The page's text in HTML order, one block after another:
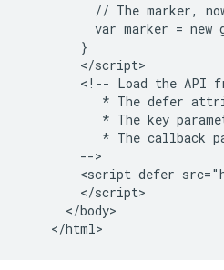
// The marker,
var marker = new
        }
        </script>
<!-- Load the API
* The defer
* The key
* The callback
        -->
<script defer
        </script>
      </body>